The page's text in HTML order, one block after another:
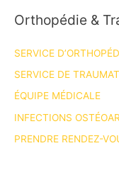
l’ICSES
Rome
Orthopédie &
SERVICE
SERVICE DE
ÉQUIPE MÉDICALE
INFECTIONS
PRENDRE RENDEZ-